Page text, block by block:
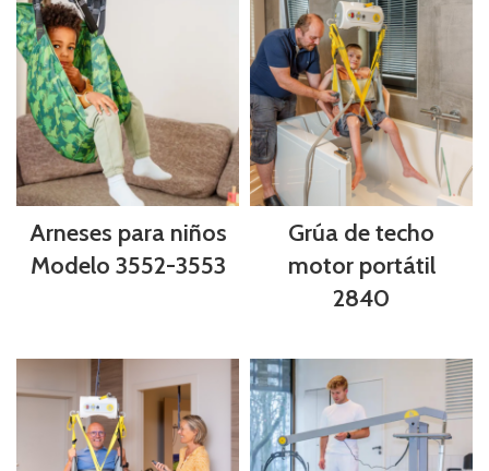
Arneses para niños
Modelo 3552-3553
Grúa de techo
motor portátil
2840